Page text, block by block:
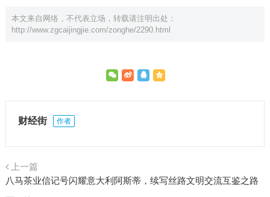
本文来自网络，不代表立场，转载请注明出处：
http://www.zgcaijingjie.com/zonghe/2290.html
财经街 作者
上一篇
八马茶业信记号闪耀意大利阿斯蒂，续写丝路文明交流互鉴之路